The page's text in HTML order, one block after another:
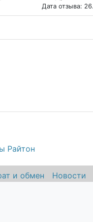
Дата отзыва:
Райтон
и обмен Новости